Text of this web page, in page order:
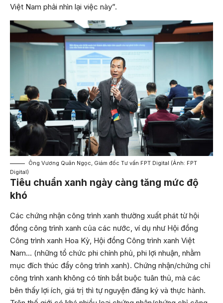
Việt Nam phải nhìn lại việc này”.
Ông Vương Quân Ngọc, Giám đốc Tư vấn FPT Digital (Ảnh: FPT
Digital)
Tiêu chuẩn xanh ngày càng tăng mức độ
khó
Các chứng nhận công trình xanh thường xuất phát từ hội
đồng công trình xanh của các nước, ví dụ như Hội đồng
Công trình xanh Hoa Kỳ, Hội đồng Công trình xanh Việt
Nam… (những tổ chức phi chính phủ, phi lợi nhuận, nhằm
mục đích thúc đẩy công trình xanh). Chứng nhận/chứng chỉ
công trình xanh không có tính bắt buộc tuân thủ, mà các
bên thấy lợi ích, giá trị thì tự nguyện đăng ký và thực hành.